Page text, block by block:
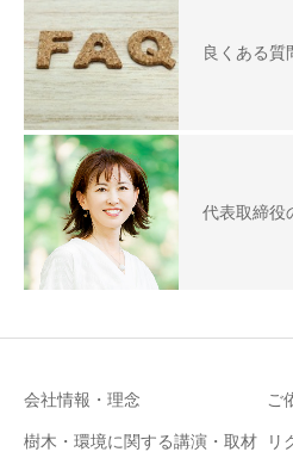
良くある質
代表取締役
会社情報・理念 ご
樹木・環境に関する講演・取材
リ